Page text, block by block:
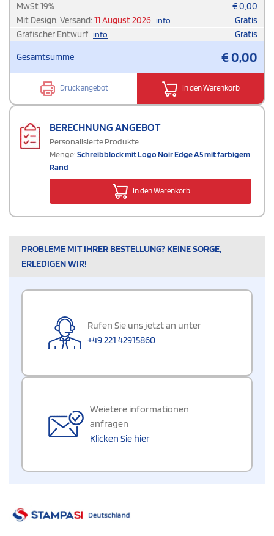
MwSt19% €0,00
Mit Design. Versand: 11 August 2026 info
Gratis
Grafischer Entwurf info Gratis
Gesamtsumme €0,00
Druck angebot In den Warenkorb
BERECHNUNG ANGEBOT
Personalisierte Produkte
Menge:Schreibblock mit Logo Noir Edge A5 mit farbigem
Rand
In den Warenkorb
PROBLEME MIT IHRER BESTELLUNG? KEINE SORGE,
ERLEDIGEN WIR!
Rufen Sie uns jetzt an unter
+49 221 42915860
Weietere informationen
anfragen
Klicken Sie hier